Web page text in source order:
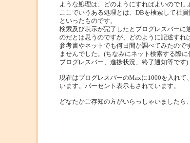
ような処理は、どのようにすればよいのでし
ここでいうある処理とは、DBを検索して社
といったものです。
検索及び表示が完了したとプログレスバーに
のだとは思うのですが、どのように記述すれ
参考書やネットでも何日間か調べてみたので
ませんでした。(ちなみにネット検索する際に
プログレスバー、進捗状況、終了通知等です)
現在はプログレスバーのMaxに1000を入れて
います。パーセント表示もされています。
どなたかご存知の方がいらっしゃいましたら